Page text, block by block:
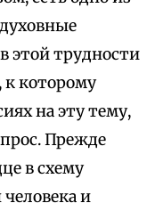
этой трудности
к которому
на эту тему,
Прежде
в схему
и